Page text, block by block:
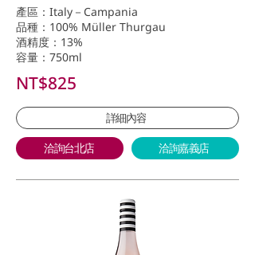
產區：Italy－Campania
品種：100% Müller Thurgau
酒精度：13%
容量：750ml
NT$825
詳細內容
洽詢台北店 洽詢嘉義店